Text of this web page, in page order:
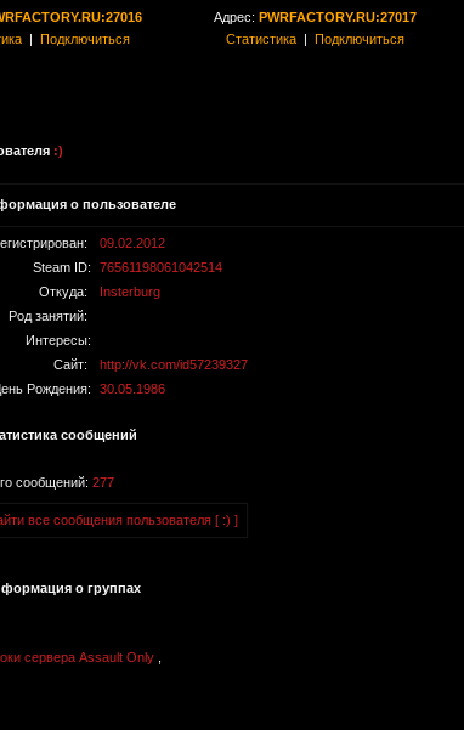
| Подключиться
Адрес: PWRFACTORY.RU:27017
Статистика| Подключиться
:)
о пользователе
09.02.2012
Steam ID:
76561198061042514
Откуда:
Insterburg
Род занятий:
Интересы:
Сайт:
http://vk.com/id57239327
Рождения:
30.05.1986
сообщений
сообщений: 277
все сообщения пользователя [ :) ]
о группах
сервера Assault Only